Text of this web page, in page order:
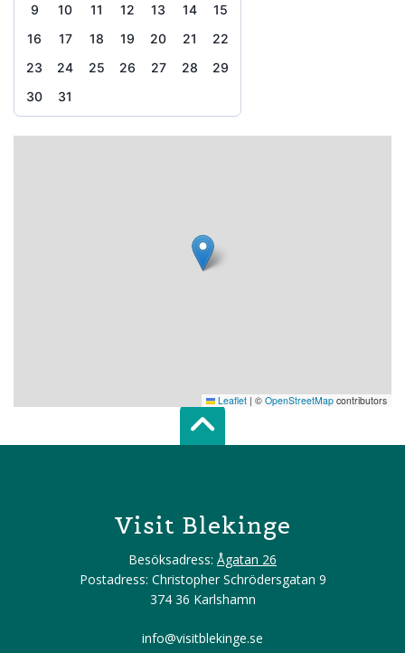
9
10 11 12 13 14
15
16
17 18 19 20 21
22
23
24 25 26 27 28
29
30
31
Leaflet | © OpenStreetMap contributors
Scroll top of
Visit Blekinge
Besöksadress: Ågatan 26
Postadress: Christopher Schrödersgatan 9
374 36 Karlshamn
info@visitblekinge.se